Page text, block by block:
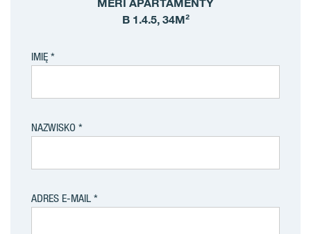
MERI APARTAMENTY
B 1.4.5, 34M²
IMIĘ
NAZWISKO
ADRES E-MAIL